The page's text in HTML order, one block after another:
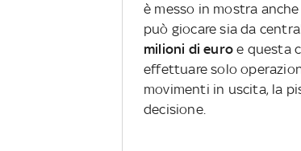
è messo in mostra
può giocare sia da
milioni di euro e questa
effettuare solo
movimenti in uscita, la
decisione.